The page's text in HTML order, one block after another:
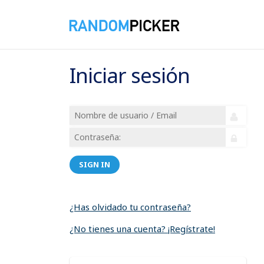
Iniciar sesión
SIGN IN
¿Has olvidado tu contraseña?
¿No tienes una cuenta? ¡Regístrate!